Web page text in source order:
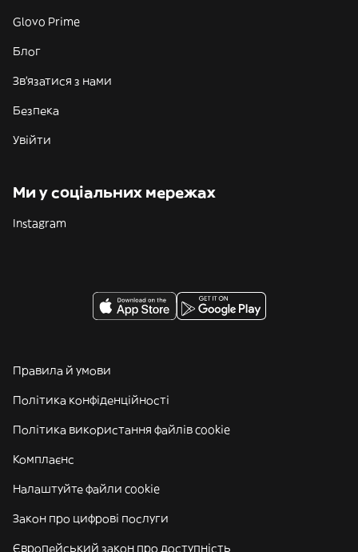
Glovo Prime
Блог
Зв'язатися з нами
Безпека
Увійти
Ми у соціальних мережах
Instagram
Правила й умови
Політика конфіденційності
Політика використання файлів cookie
Комплаєнс
Налаштуйте файли cookie
Закон про цифрові послуги
Європейський закон про доступність